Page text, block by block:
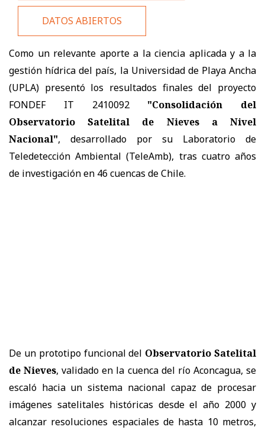
DATOS ABIERTOS
Como un relevante aporte a la ciencia aplicada y a la
gestión hídrica del país, la Universidad de Playa Ancha
(UPLA) presentó los resultados finales del proyecto
FONDEF IT 2410092
"Consolidación del
Observatorio Satelital de Nieves a Nivel
Nacional", desarrollado por su Laboratorio de
Teledetección Ambiental (TeleAmb), tras cuatro años
de investigación en 46 cuencas de Chile.
De un prototipo funcional del Observatorio Satelital
de Nieves, validado en la cuenca del río Aconcagua, se
escaló hacia un sistema nacional capaz de procesar
imágenes satelitales históricas desde el año 2000 y
alcanzar resoluciones espaciales de hasta 10 metros,